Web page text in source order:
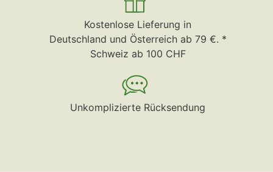
Kostenlose Lieferung in
Deutschland und Österreich ab 79 €. *
Schweiz ab 100 CHF
Unkomplizierte Rücksendung